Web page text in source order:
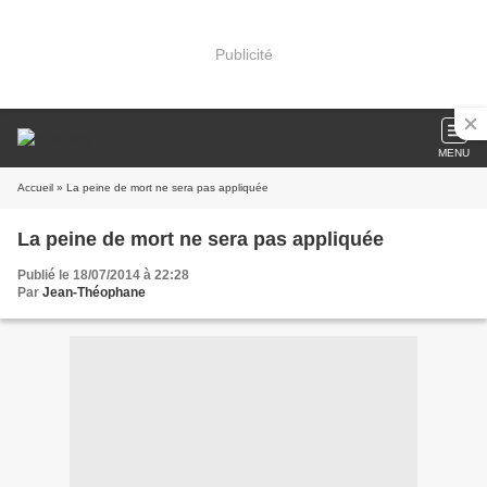
Publicité
MENU
Accueil » La peine de mort ne sera pas appliquée
La peine de mort ne sera pas appliquée
Publié le 18/07/2014 à 22:28
Par Jean-Théophane